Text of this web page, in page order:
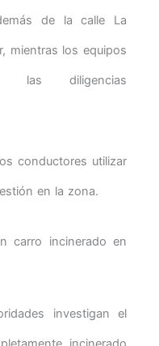
de la calle La
mientras los equipos
las diligencias
conductores utilizar
en la zona.
carro incinerado en
investigan el